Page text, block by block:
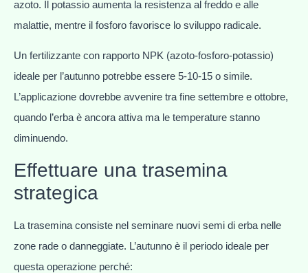
azoto. Il potassio aumenta la resistenza al freddo e alle
malattie, mentre il fosforo favorisce lo sviluppo radicale.
Un fertilizzante con rapporto NPK (azoto-fosforo-potassio)
ideale per l’autunno potrebbe essere 5-10-15 o simile.
L’applicazione dovrebbe avvenire tra fine settembre e ottobre,
quando l’erba è ancora attiva ma le temperature stanno
diminuendo.
Effettuare una trasemina
strategica
La trasemina consiste nel seminare nuovi semi di erba nelle
zone rade o danneggiate. L’autunno è il periodo ideale per
questa operazione perché: